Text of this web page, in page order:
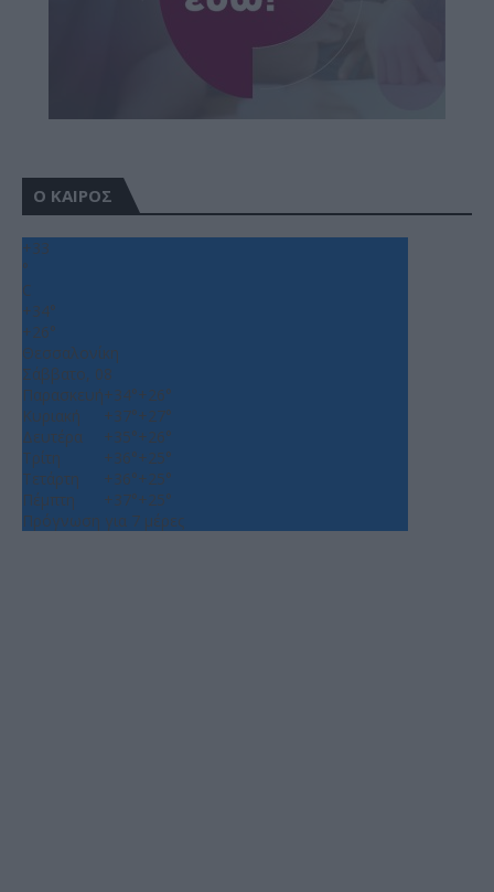
Ο ΚΑΙΡΟΣ
+33
°
C
+34°
+26°
Θεσσαλονίκη
Σάββατο, 08
Παρασκευή+34°+26°
Κυριακή
+37°+27°
Δευτέρα
+35°+26°
Τρίτη
+36°+25°
Τετάρτη
+36°+25°
Πέμπτη
+37°+25°
Πρόγνωση για 7 μέρες